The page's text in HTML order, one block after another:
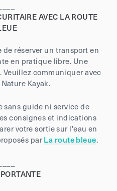
AVEC LAROUTE
réserver un transport en
en pratique libre. Une
Veuillez communiquer avec
Kayak.
sans guide ni service de
consignes et indications
votre sortie sur l'eau en
parLa route bleue.